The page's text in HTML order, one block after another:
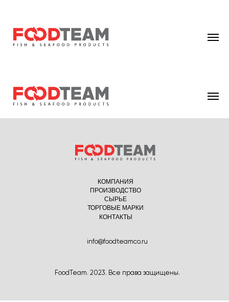
FoodTeam. 2023. Все права защищены.
КОМПАНИЯ
ПРОИЗВОДСТВО
СЫРЬЕ
ТОРГОВЫЕ МАРКИ
КОНТАКТЫ
info@foodteamco.ru